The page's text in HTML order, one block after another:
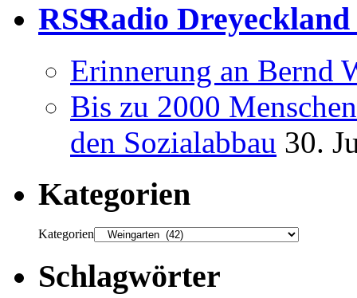
Radio
Erinnerung an Bernd
Bis zu 2000
den Sozialabbau 30.
Kategorien
Kategorien
Schlagwörter